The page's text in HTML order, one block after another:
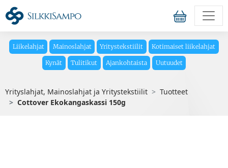
Liikelahjat Mainoslahjat Yritystekstiilit Kotimaiset liikelahjat
Kynät Tulitikut Ajankohtaista Uutuudet
Yrityslahjat, Mainoslahjat ja Yritystekstiilit
Tuotteet
Cottover Ekokangaskassi 150g